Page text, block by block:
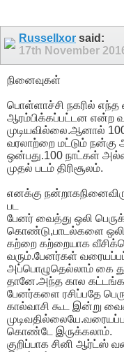
Russellxor said:
17th November
நினைவுகள்
பொள்ளாச்சி நகரில் எந்த
ஆரம்பிக்கப்பட்டன என்ற
முடியவில்லை.ஆனால்
வரலாற்றை மட்டும்
ஒன்பது.100 நாட்கள்
முதல் படம் திரிசூலம்.
எனக்கு
பட
பேனர் வைத்து ஒலி
கொண்டு,பாடல்களை
கற்றை கற்றையாக
வரும்.பேனர்கள்
அப்பொழுதெல்லாம் கை
தானே.அந்த கால
பேனர்களை ரசிப்பதே
கால்வாசி கூட இன்று
கொண்டே இருக்கலாம்.
குறிப்பாக சினி ஆர்ட்ஸ்